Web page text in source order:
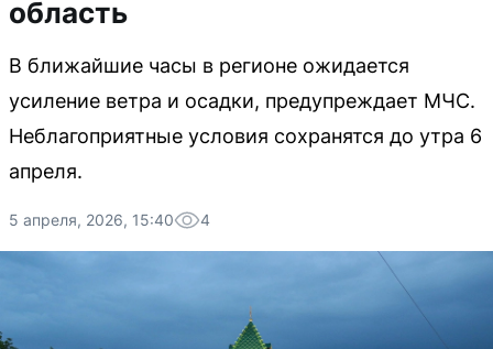
область
В ближайшие часы в регионе ожидается
усиление ветра и осадки, предупреждает МЧС.
Неблагоприятные условия сохранятся до утра 6
апреля.
5 апреля, 2026, 15:40 4